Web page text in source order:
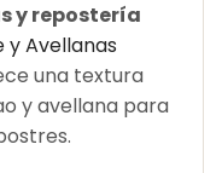
y repostería
Avellanas
una textura
y avellana para